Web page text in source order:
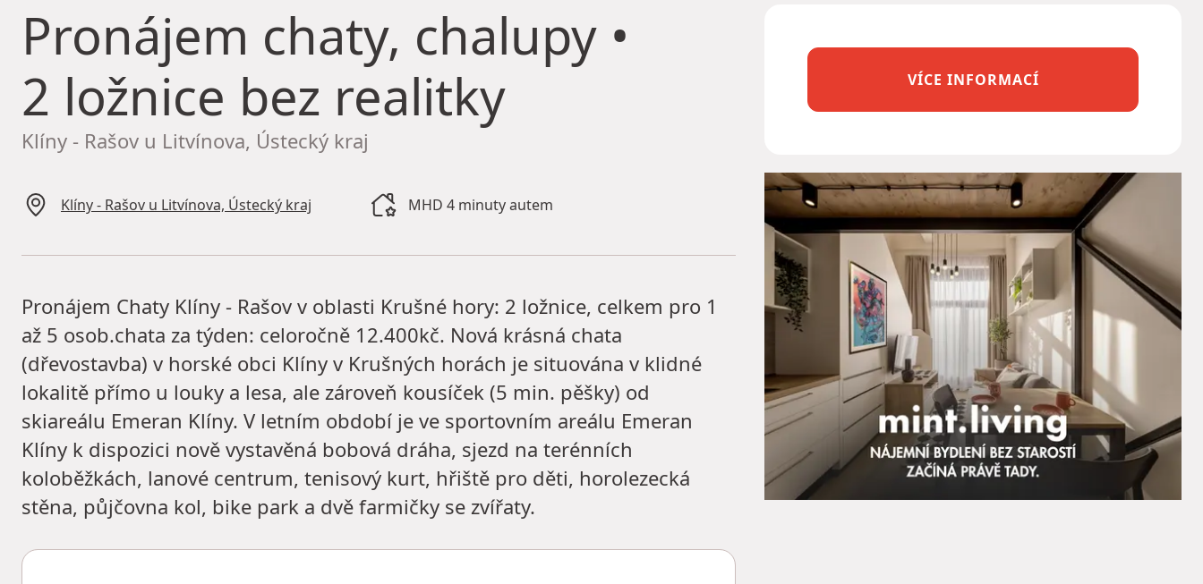
Pronájem chaty, chalupy •
2 ložnice bez realitky
Klíny - Rašov u Litvínova, Ústecký kraj
Klíny - Rašov u Litvínova, Ústecký kraj MHD 4 minuty autem
Pronájem Chaty Klíny - Rašov v oblasti Krušné hory: 2 ložnice, celkem pro 1
až 5 osob.chata za týden: celoročně 12.400kč. Nová krásná chata
(dřevostavba) v horské obci Klíny v Krušných horách je situována v klidné
lokalitě přímo u louky a lesa, ale zároveň kousíček (5 min. pěšky) od
skiareálu Emeran Klíny. V letním období je ve sportovním areálu Emeran
Klíny k dispozici nově vystavěná bobová dráha, sjezd na terénních
koloběžkách, lanové centrum, tenisový kurt, hřiště pro děti, horolezecká
stěna, půjčovna kol, bike park a dvě farmičky se zvířaty.
VÍCE INFORMACÍ